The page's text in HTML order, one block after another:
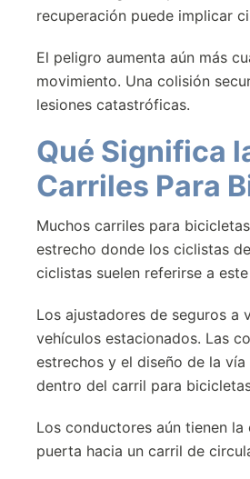
recuperación puede implicar
El peligro aumenta aún más
movimiento. Una colisión
lesiones catastróficas.
Qué Significa
Carriles Para
Muchos carriles para
estrecho donde los ciclistas
ciclistas suelen referirse a
Los ajustadores de seguros a
vehículos estacionados. Las
estrechos y el diseño de la
dentro del carril para
Los conductores aún tienen
puerta hacia un carril de